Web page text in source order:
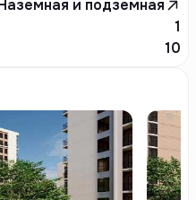
и подземная
1
10